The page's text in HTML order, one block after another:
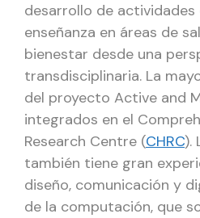
desarrollo de
enseñanza en áreas de
bienestar desde una
transdisciplinaria. La
del proyecto Active and
integrados en el
Research Centre (CHRC).
también tiene gran
diseño, comunicación y
de la computación, que